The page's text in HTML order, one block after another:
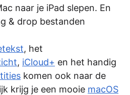
naar je iPad slepen. En
& drop bestanden
, het
, iCloud+ en het handig
komen ook naar de
krijg je een mooie macOS